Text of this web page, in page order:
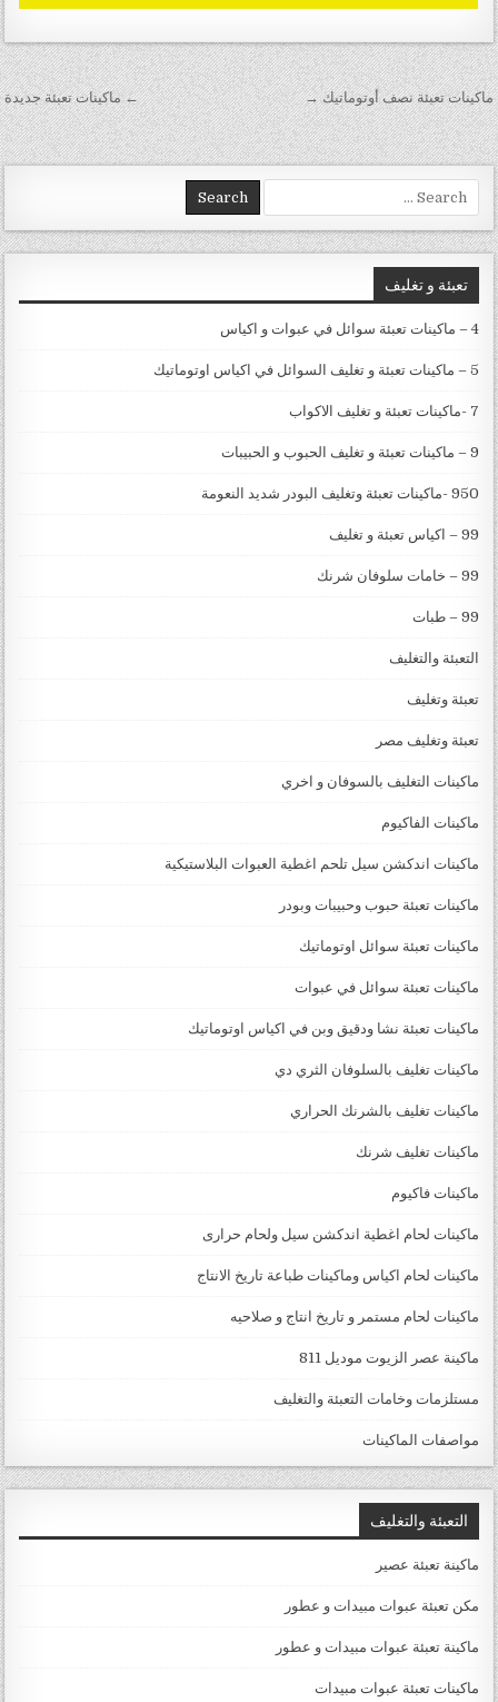
تصفّح المقالات ← ماكينات تعبئة جديدة ‏ماكينات تعبئة نصف أوتوماتيك →
Search for:
تعبئة و تغليف
4 – ماكينات تعبئة سوائل في عبوات و اكياس
5 – ماكينات تعبئة و تغليف السوائل في اكياس اوتوماتيك
7 -ماكينات تعبئة و تغليف الاكواب
9 – ماكينات تعبئة و تغليف الحبوب و الحبيبات
950 -ماكينات تعبئة وتغليف البودر شديد النعومة
99 – اكياس تعبئة و تغليف
99 – خامات سلوفان شرنك
99 – طبات
التعبئة والتغليف
تعبئة وتغليف
تعبئة وتغليف مصر
ماكينات التغليف بالسوفان و اخري
ماكينات الفاكيوم
ماكينات اندكشن سيل تلحم اغطية العبوات البلاستيكية
ماكينات تعبئة حبوب وحبيبات وبودر
ماكينات تعبئة سوائل اوتوماتيك
ماكينات تعبئة سوائل في عبوات
ماكينات تعبئة نشا ودقيق وبن في اكياس اوتوماتيك
ماكينات تغليف بالسلوفان الثري دي
ماكينات تغليف بالشرنك الحراري
ماكينات تغليف شرنك
ماكينات فاكيوم
ماكينات لحام اغطية اندكشن سيل ولحام حرارى
ماكينات لحام اكياس وماكينات طباعة تاريخ الانتاج
ماكينات لحام مستمر و تاريخ انتاج و صلاحيه
ماكينة عصر الزيوت موديل 811
مستلزمات وخامات التعبئة والتغليف
مواصفات الماكينات
التعبئة والتغليف
ماكينة تعبئة عصير
مكن تعبئة عبوات مبيدات و عطور
ماكينة تعبئة عبوات مبيدات و عطور
ماكينات تعبئة عبوات مبيدات